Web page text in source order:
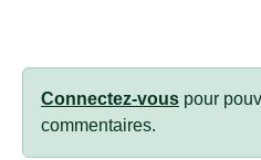
Connectez-vous pour
commentaires.